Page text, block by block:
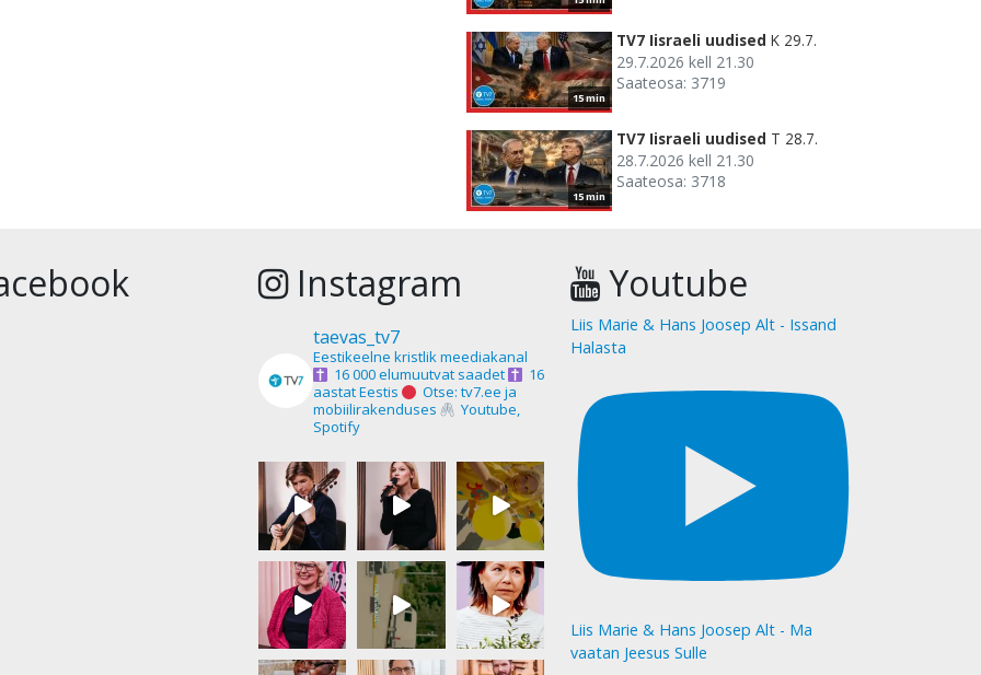
15 min
TV7 Iisraeli uudised K 29.7.
29.7.2026 kell 21.30
Saateosa: 3719
15 min
TV7 Iisraeli uudised T 28.7.
28.7.2026 kell 21.30
Saateosa: 3718
Instagram
taevas_tv7
Eestikeelne kristlik meediakanal
16 000 elumuutvat saadet
16
aastat Eestis
Otse: tv7.ee ja
mobiilirakenduses
Youtube,
Spotify
Youtube
Liis Marie & Hans Joosep Alt - Issand
Halasta
Liis Marie & Hans Joosep Alt - Ma
vaatan Jeesus Sulle